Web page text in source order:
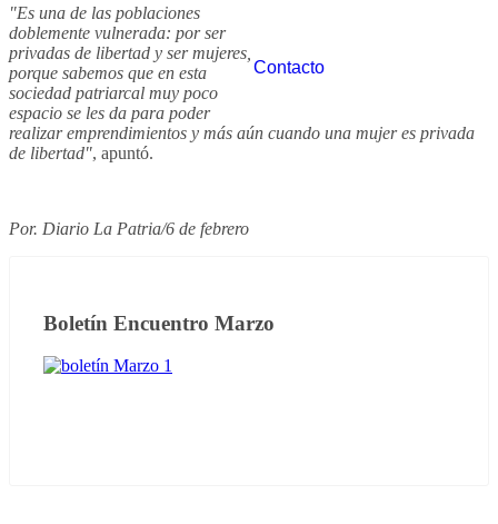
Contacto
"Es una de las poblaciones
doblemente vulnerada: por ser
privadas de libertad y ser mujeres,
porque sabemos que en esta
sociedad patriarcal muy poco
espacio se les da para poder
realizar emprendimientos y más aún cuando una mujer es privada
de libertad", apuntó.
Por. Diario La Patria/6 de febrero
Boletín Encuentro Marzo